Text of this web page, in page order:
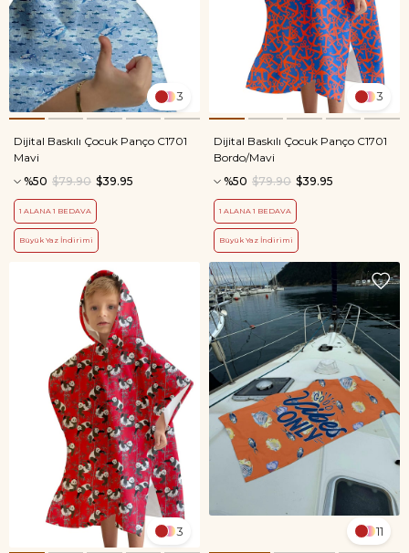
3
Dijital Baskılı Çocuk Panço C1701
Mavi
%50
$39.95
$79.90
1 ALANA 1 BEDAVA
Büyük Yaz İndirimi
3
Dijital Baskılı Çocuk Panço C1701
Bordo/Mavi
%50
$39.95
$79.90
1 ALANA 1 BEDAVA
Büyük Yaz İndirimi
3 11